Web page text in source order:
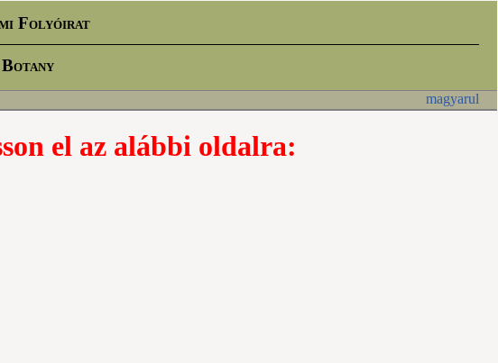
Folyóirat
magyarul
el az alábbi oldalra: